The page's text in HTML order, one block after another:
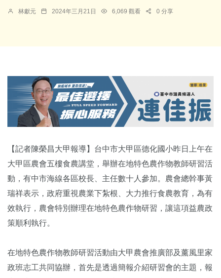
林獻元 2024年三月21日 6,069 觀看 0 分享
【記者陳榮昌大甲報導】台中市大甲區德化國小昨日上午在
大甲區農會五樓食農講堂，舉辦在地特色農作物教師研習活
動，有中市海線各區校長、主任數十人參加。農會總幹事黃
瑞祥表示，政府重視農業下紮根、大力推行食農教育，為有
效執行，農會特別辦理在地特色農作物研習，讓這項益農政
策順利執行。
在地特色農作物教師研習活動由大甲農會推廣部及薰風里家
政班志工共同協辦，首先是透過簡報介紹研習會的主題，報